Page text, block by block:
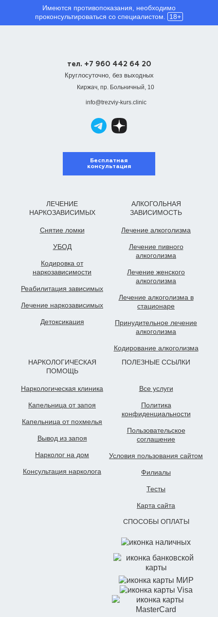
Имеются противопоказания, необходимо
проконсультироваться со специалистом.
18+
тел. +7 960 442 64 20
Круглосуточно, без выходных
Киржач, пр. Больничный, 10
info@trezviy-kurs.clinic
Бесплатная
консультация
ЛЕЧЕНИЕ
НАРКОЗАВИСИМЫХ
Снятие ломки
УБОД
Кодировка от
наркозависимости
Реабилитация зависимых
Лечение наркозависимых
Детоксикация
АЛКОГОЛЬНАЯ
ЗАВИСИМОСТЬ
Лечение алкоголизма
Лечение пивного
алкоголизма
Лечение женского
алкоголизма
Лечение алкоголизма в
стационаре
Принудительное лечение
алкоголизма
Кодирование алкоголизма
НАРКОЛОГИЧЕСКАЯ
ПОМОЩЬ
Наркологическая клиника
Капельница от запоя
Капельница от похмелья
Вывод из запоя
Нарколог на дом
Консультация нарколога
ПОЛЕЗНЫЕ ССЫЛКИ
Все услуги
Политика
конфиденциальности
Пользовательское
cоглашение
Условия пользования сайтом
Филиалы
Тесты
Карта сайта
СПОСОБЫ ОПЛАТЫ